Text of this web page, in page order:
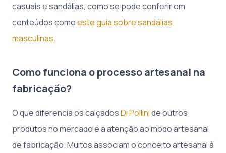
casuais e sandálias, como se pode conferir em
conteúdos comoeste guia sobre sandálias
masculinas.
Como funciona o processo artesanal na
fabricação?
O que diferencia os calçadosDi Pollinide outros
produtos no mercado é a atenção ao modo artesanal
de fabricação. Muitos associam o conceito artesanal à